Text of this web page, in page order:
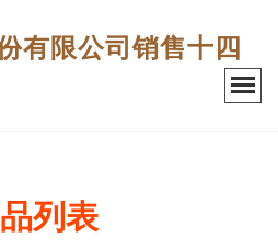
有限公司销售十四
列表